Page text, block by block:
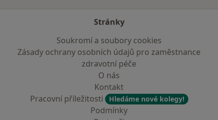
Stránky
Soukromí a soubory cookies
Zásady ochrany osobních údajů pro zaměstnance
zdravotní péče
O nás
Kontakt
Pracovní příležitosti
Hledáme nové kolegy!
Podmínky